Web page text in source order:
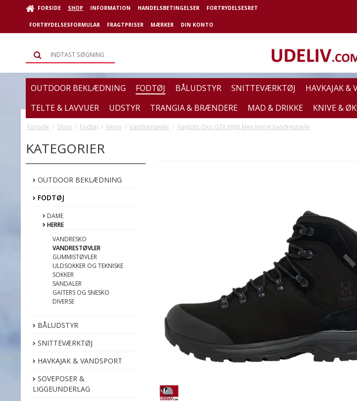
FORSIDE SHOP INFORMATION HANDELSBETINGELSER FORTRYDELSESRET
FORTRYDELSESFORMULAR FRAGTPRISER MÆRKER DIN KONTO
OUTDOOR BEKLÆDNING FODTØJ BÅLUDSTYR SNITTEVÆRKTØJ HAVKAJAK &
TELTE & LAVVUER
UDSTYR TRANGIA & BRÆNDERE MAD & DRIKKE KNIVE &
Forside / Shop / Fodtøj / Herre / Vandrestøvler / Haglöfs Oxo GTX High Men Herre Vandrestøvle
KATEGORIER
OUTDOOR BEKLÆDNING
FODTØJ
DAME
HERRE
VANDRESKO
VANDRESTØVLER
GUMMISTØVLER
ULDSOKKER OG TEKNISKE
SOKKER
SANDALER
GAITERS OG SNESKO
DIVERSE
BÅLUDSTYR
SNITTEVÆRKTØJ
HAVKAJAK & VANDSPORT
SOVEPOSER &
LIGGEUNDERLAG